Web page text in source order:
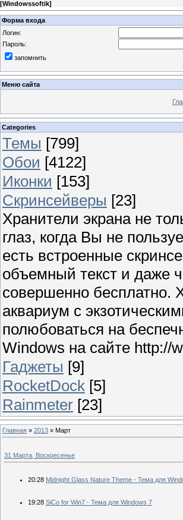
[Windowssoftik]
Форма входа
Логин:
Пароль:
запомнить
Меню сайта
Categories
Темы [799]
Обои [4122]
Иконки [153]
Скринсейверы [23]
Хранители экрана не
глаз, когда Вы не
есть встроенные
объемный текст и даже
совершенно бесплатно.
аквариум с
полюбоваться на
Windows на сайте http://
Гаджеты [9]
RocketDock [5]
Rainmeter [23]
Главная » 2013 » Март
31 Марта, Воскресенье
20:28 Midnight Glass Nature Theme - Тема для
19:28 SiCo for Win7 - Тема для Windows 7